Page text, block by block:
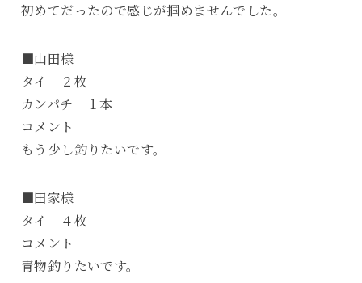
初めてだったので感じが掴めませんでした。
■山田様
タイ ２枚
カンパチ １本
コメント
もう少し釣りたいです。
■田家様
タイ ４枚
コメント
青物釣りたいです。